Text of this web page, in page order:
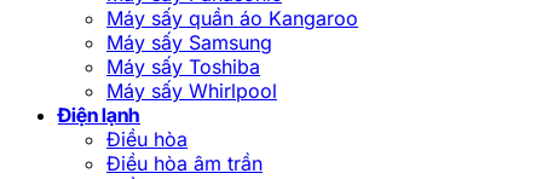
Máy sấy quần áo Kangaroo
Máy sấy Samsung
Máy sấy Toshiba
Máy sấy Whirlpool
Điện lạnh
Điều hòa
Điều hòa âm trần